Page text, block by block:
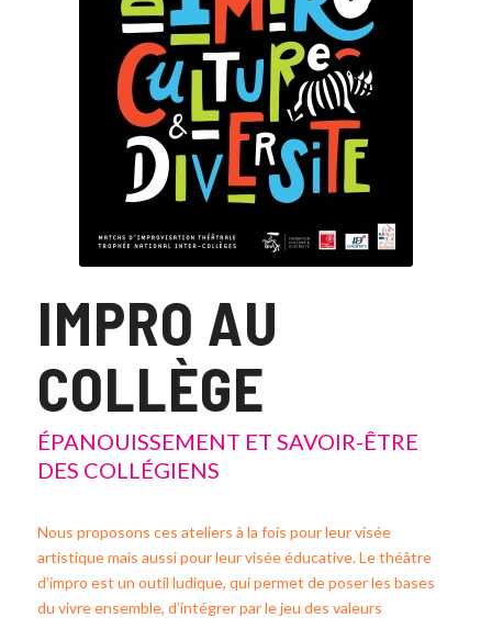
IMPRO AU
COLLÈGE
ÉPANOUISSEMENT ET SAVOIR-ÊTRE
DES COLLÉGIENS
Nous proposons ces ateliers à la fois pour leur visée
artistique mais aussi pour leur visée éducative. Le théâtre
d’impro est un outil ludique, qui permet de poser les bases
du vivre ensemble, d’intégrer par le jeu des valeurs